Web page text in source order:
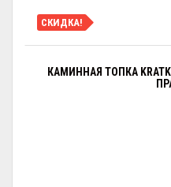
СКИДКА!
КАМИННАЯ ТОПКА